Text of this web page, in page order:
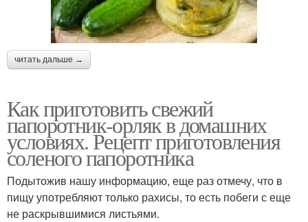
читать дальше →
Как приготовить свежий
папоротник-орляк в домашних
условиях. Рецепт приготовления
соленого папоротника
Подытожив нашу информацию, еще раз отмечу, что в
пищу употребляют только рахисы, то есть побеги с еще
не раскрывшимися листьями.